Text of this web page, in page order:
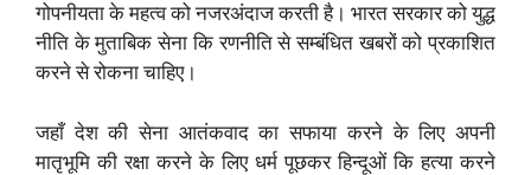
गोपनीयता के महत्व को नजरअंदाज करती है। भारत सरकार को युद्ध
नीति के मुताबिक सेना कि रणनीति से सम्बंधित खबरों को प्रकाशित
करने से रोकना चाहिए।
जहाँ देश की सेना आतंकवाद का सफाया करने के लिए अपनी
मातृभूमि की रक्षा करने के लिए धर्म पूछकर हिन्दूओं कि हत्या करने